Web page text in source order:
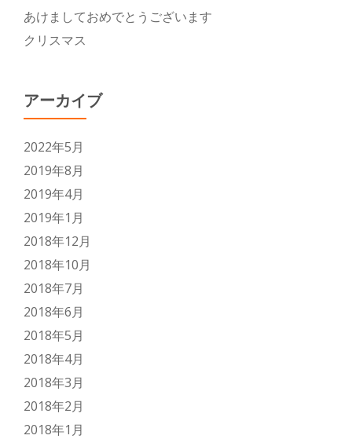
あけましておめでとうございます
クリスマス
アーカイブ
2022年5月
2019年8月
2019年4月
2019年1月
2018年12月
2018年10月
2018年7月
2018年6月
2018年5月
2018年4月
2018年3月
2018年2月
2018年1月